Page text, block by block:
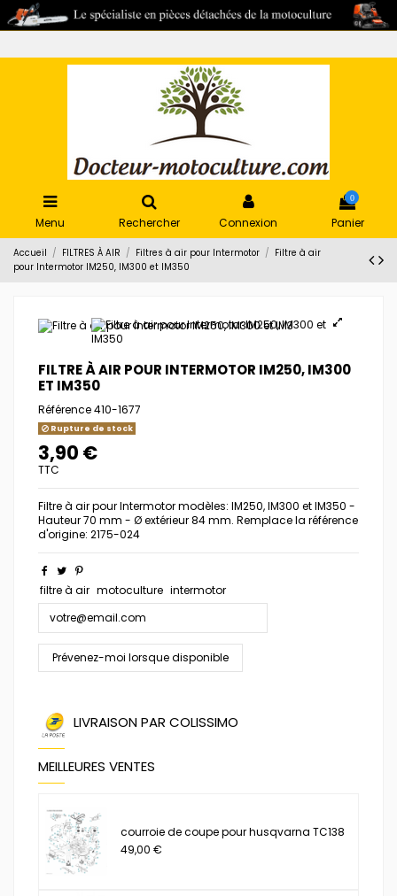
Menu Rechercher Connexion
0
Panier
Accueil FILTRES À AIR Filtres à air pour Intermotor
Filtre à air
pour Intermotor IM250, IM300 et IM350
FILTRE À AIR POUR INTERMOTOR IM250, IM300
ET IM350
Référence410-1677
Rupture de stock
3,90 €
TTC
Filtre à air pour Intermotor modèles: IM250, IM300 et IM350 -
Hauteur 70 mm - Ø extérieur 84 mm. Remplace la référence
d'origine: 2175-024
filtre à air motoculture intermotor
LIVRAISON PAR COLISSIMO
MEILLEURES VENTES
courroie de coupe pour husqvarna TC138
49,00 €